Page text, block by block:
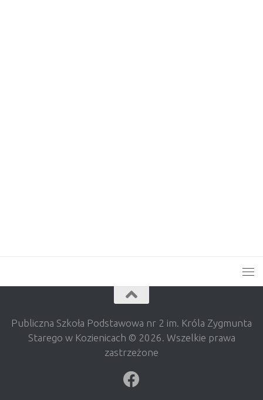
Publiczna Szkoła Podstawowa nr 2 im. Króla Zygmunta
Starego w Kozienicach © 2026. Wszelkie prawa
zastrzeżone